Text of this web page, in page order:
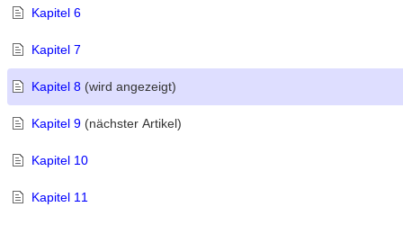
Kapitel 6
Kapitel 7
Kapitel 8 (wird angezeigt)
Kapitel 9 (nächster Artikel)
Kapitel 10
Kapitel 11